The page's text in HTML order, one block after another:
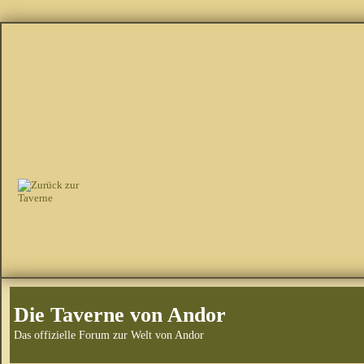
Die Taverne von Andor
Das offizielle Forum zur Welt von Andor